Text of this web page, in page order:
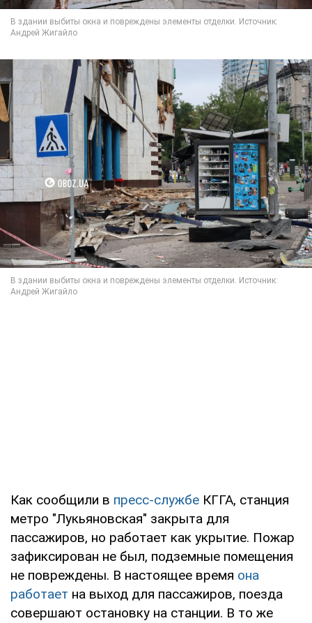
Как сообщили в пресс-службе КГГА, станция
метро "Лукьяновская" закрыта для
пассажиров, но работает как укрытие. Пожар
зафиксирован не был, подземные помещения
не повреждены. В настоящее время она
работает на выход для пассажиров, поезда
совершают остановку на станции. В то же